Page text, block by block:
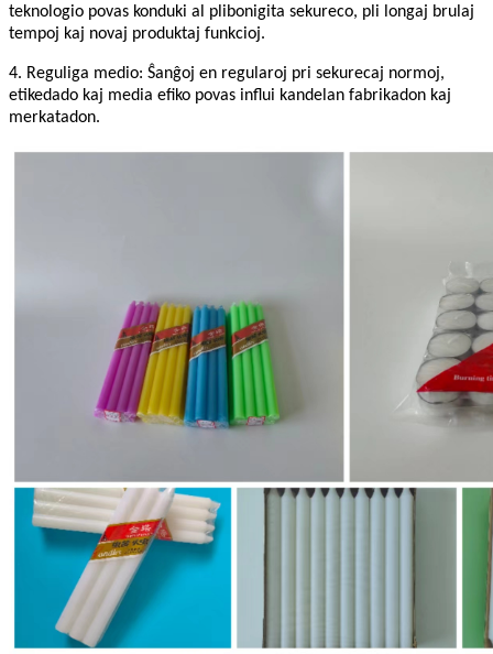
teknologio povas konduki al plibonigita sekureco, pli longaj brulaj
tempoj kaj novaj produktaj funkcioj.
4. Reguliga medio: Ŝanĝoj en regularoj pri sekurecaj normoj,
etikedado kaj media efiko povas influi kandelan fabrikadon kaj
merkatadon.